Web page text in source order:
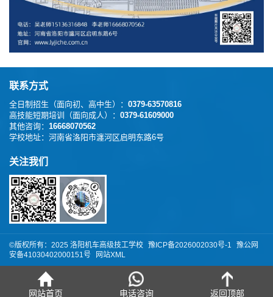
联系方式
全日制招生（面向初、高中生）： 0379-63570816
高技能短期培训（面向成人）： 0379-61609000
其他咨询： 16668070562
学校地址： 河南省洛阳市瀍河区启明东路6号
关注我们
©版权所有：️2025 洛阳机车高级技工学校 豫ICP备2026002030号-1
豫公网
安备41030402000151号
网站XML
网站首页 电话咨询 返回顶部